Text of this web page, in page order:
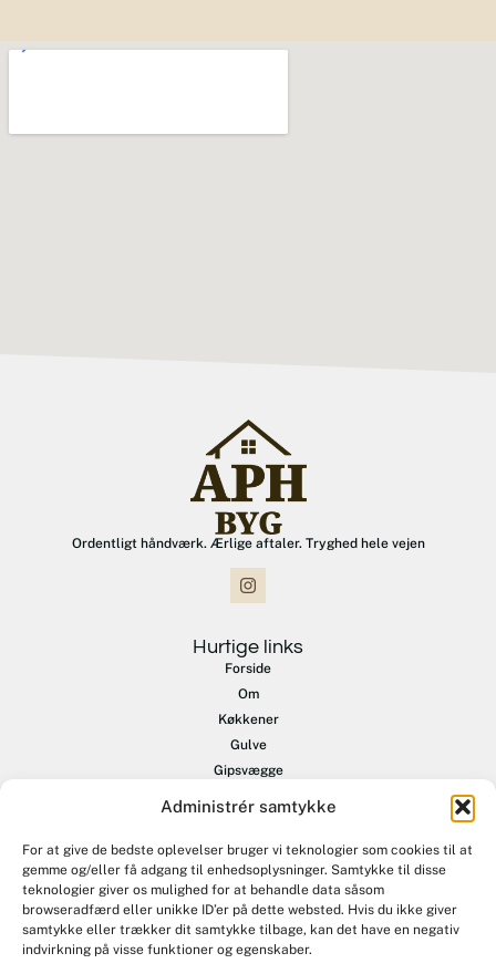
Administrér samtykke
For at give de bedste oplevelser bruger vi teknologier som cookies til at
gemme og/eller få adgang til enhedsoplysninger. Samtykke til disse
teknologier giver os mulighed for at behandle data såsom
browseradfærd eller unikke ID’er på dette websted. Hvis du ikke giver
samtykke eller trækker dit samtykke tilbage, kan det have en negativ
indvirkning på visse funktioner og egenskaber.
Ordentligt håndværk. Ærlige aftaler. Tryghed hele vejen
Hurtige links
Forside
Om
Køkkener
Gulve
Gipsvægge
Øvrige opgaver
Referencer
Kontakt
Tag kontakt